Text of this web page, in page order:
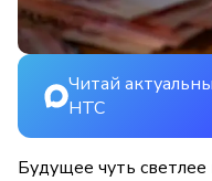
Читай
НТС
Будущее чуть